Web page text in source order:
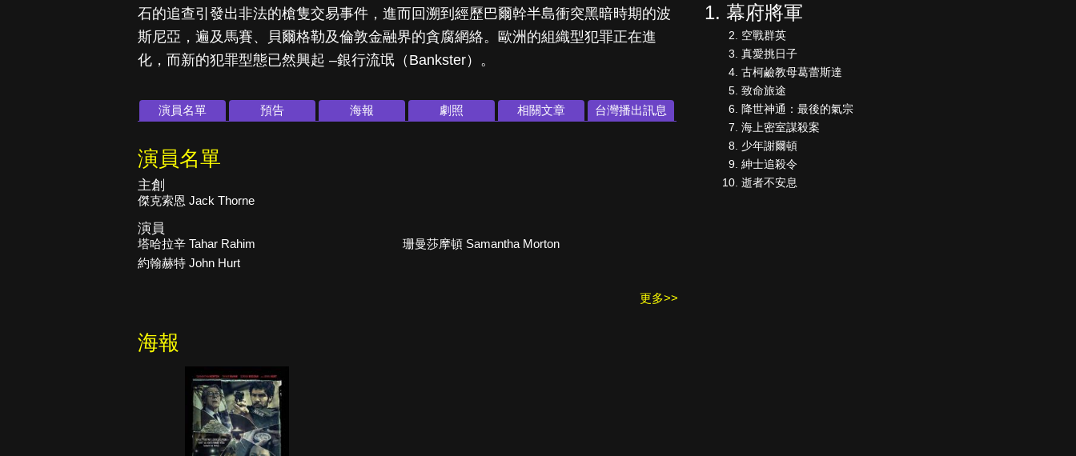
石的追查引發出非法的槍隻交易事件，進而回溯到經歷巴爾幹半島衝突黑暗時期的波
斯尼亞，遍及馬賽、貝爾格勒及倫敦金融界的貪腐網絡。歐洲的組織型犯罪正在進
化，而新的犯罪型態已然興起 –銀行流氓（Bankster）。
演員名單 預告 海報 劇照 相關文章 台灣播出訊息
演員名單
主創
傑克索恩 Jack Thorne
演員
塔哈拉辛 Tahar Rahim
珊曼莎摩頓 Samantha Morton
約翰赫特 John Hurt
更多>>
海報
幕府將軍
空戰群英
真愛挑日子
古柯鹼教母葛蕾斯達
致命旅途
降世神通：最後的氣宗
海上密室謀殺案
少年謝爾頓
紳士追殺令
逝者不安息